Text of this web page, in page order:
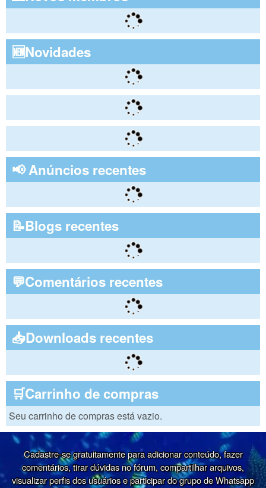
🆕Novidades
📢 Anúncios recentes
📝Blogs recentes
💬Comentários recentes
📥Downloads recentes
🛒Carrinho de compras
Seu carrinho de compras está vazio.
Cadastre-se gratuitamente para adicionar conteúdo, fazer
comentários, tirar dúvidas no fórum, compartilhar arquivos,
visualizar perfis dos usuários e participar do grupo de Whatsapp